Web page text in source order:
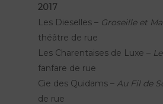
2017
Les Dieselles – Groseille et
théâtre de rue
Les Charentaises de Luxe –
fanfare de rue
Cie des Quidams – Au Fil de
de rue